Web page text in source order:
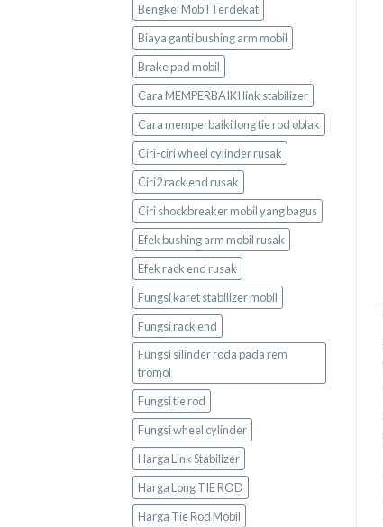
Bengkel Mobil Terdekat
Biaya ganti bushing arm mobil
Brake pad mobil
Cara MEMPERBAIKI link stabilizer
Cara memperbaiki long tie rod oblak
Ciri-ciri wheel cylinder rusak
Ciri2 rack end rusak
Ciri shockbreaker mobil yang bagus
Efek bushing arm mobil rusak
Efek rack end rusak
Fungsi karet stabilizer mobil
Fungsi rack end
Fungsi silinder roda pada rem
tromol
Fungsi tie rod
Fungsi wheel cylinder
Harga Link Stabilizer
Harga Long TIE ROD
Harga Tie Rod Mobil